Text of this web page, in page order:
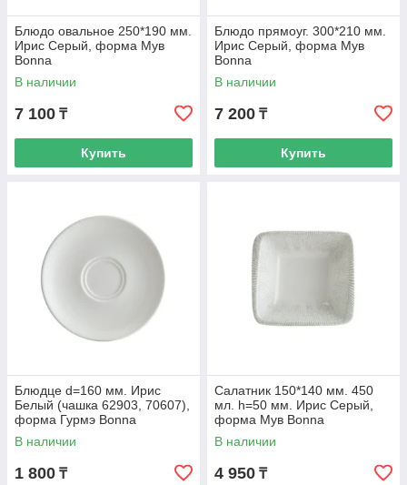
Блюдо овальное 250*190 мм.
Ирис Серый, форма Мув
Bonna
В наличии
7 100 ₸
Купить
Блюдо прямоуг. 300*210 мм.
Ирис Серый, форма Мув
Bonna
В наличии
7 200 ₸
Купить
Блюдце d=160 мм. Ирис
Белый (чашка 62903, 70607),
форма Гурмэ Bonna
В наличии
1 800 ₸
Салатник 150*140 мм. 450
мл. h=50 мм. Ирис Серый,
форма Мув Bonna
В наличии
4 950 ₸